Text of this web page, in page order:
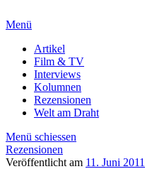
Menü
Artikel
Film & TV
Interviews
Kolumnen
Rezensionen
Welt am Draht
Menü schiessen
Rezensionen
Veröffentlicht am 11. Juni 2011